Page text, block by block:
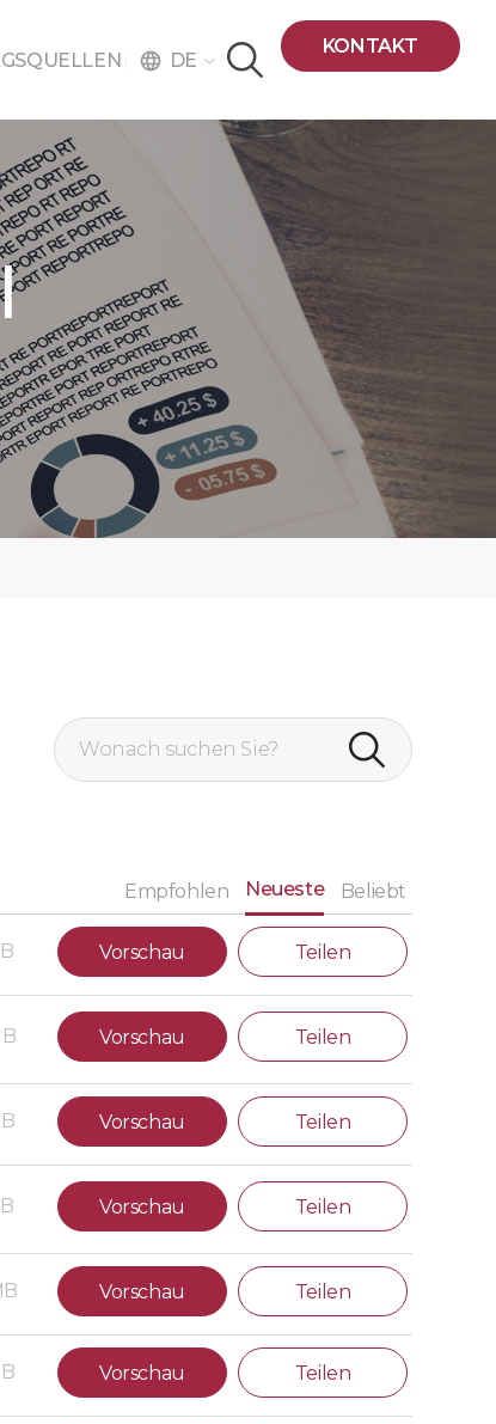
language DE
KONTAKT
Empfohlen
Neueste Beliebt
Vorschau Teilen
Vorschau Teilen
Vorschau Teilen
Vorschau Teilen
Vorschau Teilen
Vorschau Teilen